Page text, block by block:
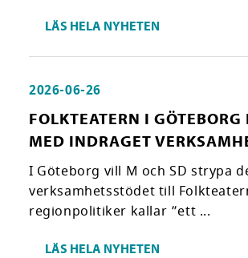
LÄS HELA NYHETEN
2026-06-26
FOLKTEATERN I GÖTEBORG
MED INDRAGET
I Göteborg vill M och SD strypa
verksamhetsstödet till
regionpolitiker kallar ”ett ...
LÄS HELA NYHETEN